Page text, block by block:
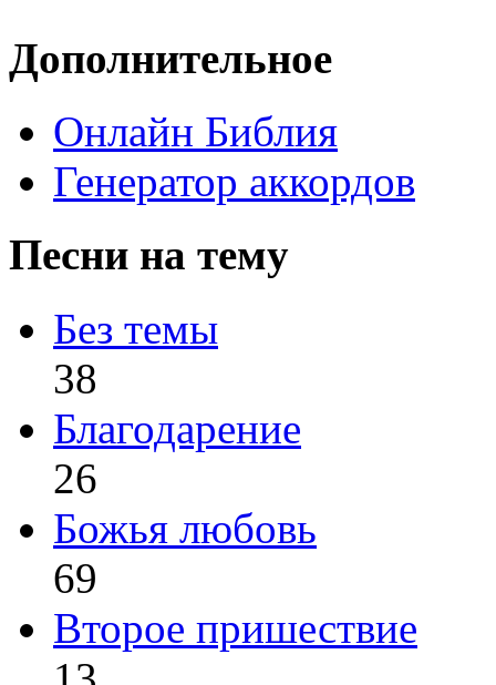
Дополнительное
Онлайн Библия
Генератор аккордов
Песни на тему
Без темы
38
Благодарение
26
Божья любовь
69
Второе пришествие